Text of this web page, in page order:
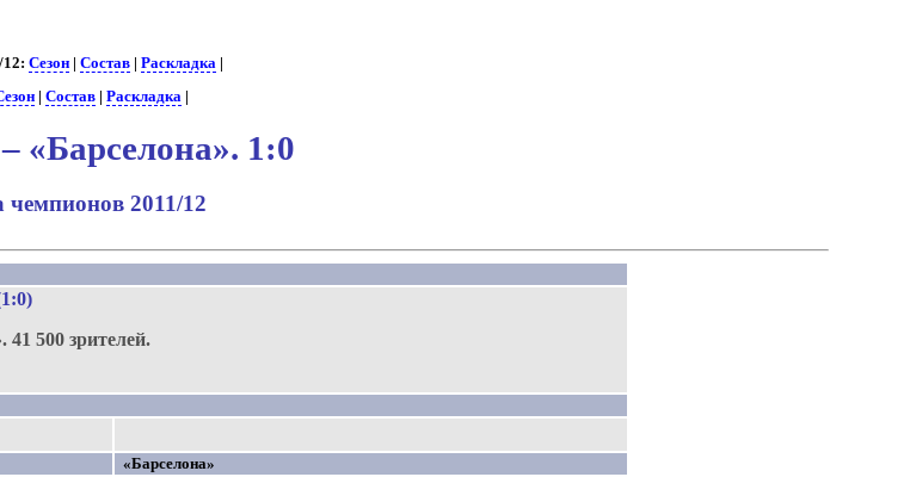
12:Сезон |Состав |Раскладка |
|Состав |Раскладка |
«Барселона». 1:0
чемпионов 2011/12
41 500 зрителей.
«Барселона»